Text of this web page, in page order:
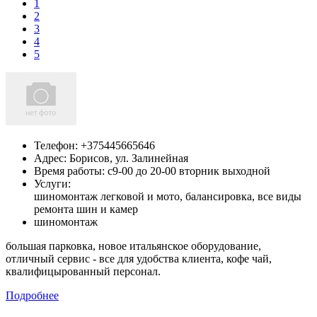
1
2
3
4
5
Телефон: +375445665646
Адрес: Борисов, ул. Залинейная
Время работы: с9-00 до 20-00 вторник выходной
Услуги:
шиномонтаж легковой и мото, балансировка, все виды
ремонта шин и камер
шиномонтаж
большая парковка, новое итальянское оборудование,
отличный сервис - все для удобства клиента, кофе чай,
квалифицырованный персонал.
Подробнее